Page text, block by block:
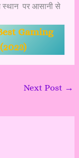
स्थान पर आसानी से
Gaming
Next Post →